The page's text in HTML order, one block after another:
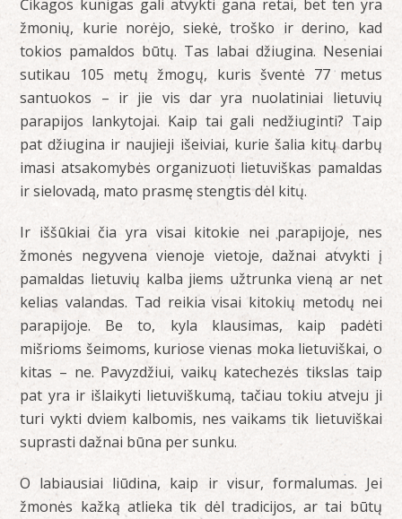
Čikagos kunigas gali atvykti gana retai, bet ten yra
žmonių, kurie norėjo, siekė, troško ir derino, kad
tokios pamaldos būtų. Tas labai džiugina. Neseniai
sutikau 105 metų žmogų, kuris šventė 77 metus
santuokos – ir jie vis dar yra nuolatiniai lietuvių
parapijos lankytojai. Kaip tai gali nedžiuginti? Taip
pat džiugina ir naujieji išeiviai, kurie šalia kitų darbų
imasi atsakomybės organizuoti lietuviškas pamaldas
ir sielovadą, mato prasmę stengtis dėl kitų.
Ir iššūkiai čia yra visai kitokie nei parapijoje, nes
žmonės negyvena vienoje vietoje, dažnai atvykti į
pamaldas lietuvių kalba jiems užtrunka vieną ar net
kelias valandas. Tad reikia visai kitokių metodų nei
parapijoje. Be to, kyla klausimas, kaip padėti
mišrioms šeimoms, kuriose vienas moka lietuviškai, o
kitas – ne. Pavyzdžiui, vaikų katechezės tikslas taip
pat yra ir išlaikyti lietuviškumą, tačiau tokiu atveju ji
turi vykti dviem kalbomis, nes vaikams tik lietuviškai
suprasti dažnai būna per sunku.
O labiausiai liūdina, kaip ir visur, formalumas. Jei
žmonės kažką atlieka tik dėl tradicijos, ar tai būtų